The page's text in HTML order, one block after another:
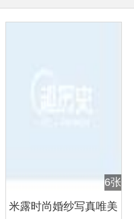
6张
米露时尚婚纱写真唯美